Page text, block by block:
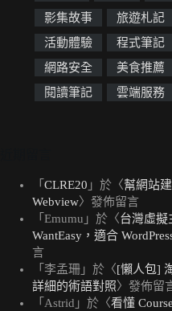
影集故事
旅遊札記
活動體驗
程式筆記
網路安全
美食推薦
閱讀筆記
雲端服務
「 CLRE20 」於〈幫網站
Webview〉發佈留言
「 Emumu 」於〈台灣虛擬
WantEasy，適合
言
「 李孟珊 」於〈[懶人包]
詳細的術語對照〉發佈留
「 Astrid 」於〈看懂